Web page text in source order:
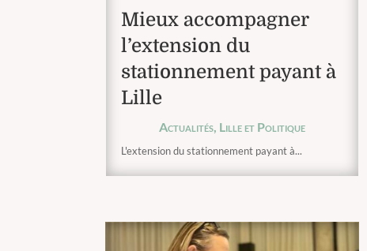
Mieux accompagner
l’extension du
stationnement payant à
Lille
Actualités, Lille et Politique
L'extension du stationnement payant à...